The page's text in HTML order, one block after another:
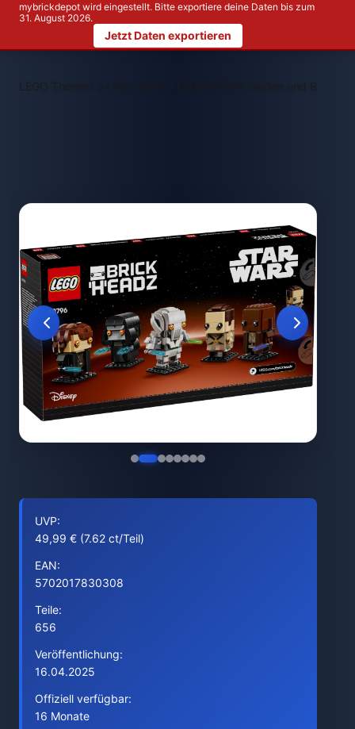
mybrickdepot wird eingestellt. Bitte exportiere deine Daten bis zum
31. August 2026.
Jetzt Daten exportieren
LEGO Themen > LEGO 40796 Helden und
UVP:
49,99 € (7.62 ct/Teil)
EAN:
5702017830308
Teile:
656
Veröffentlichung:
16.04.2025
Offiziell verfügbar:
16 Monate